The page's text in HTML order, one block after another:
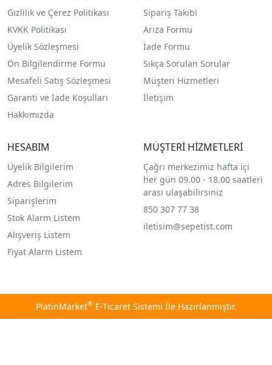
Gizlilik ve Çerez Politikası
KVKK Politikası
Üyelik Sözleşmesi
Ön Bilgilendirme Formu
Mesafeli Satış Sözleşmesi
Garanti ve İade Koşulları
Hakkımızda
Sipariş Takibi
Arıza Formu
İade Formu
Sıkça Sorulan Sorular
Müşteri Hizmetleri
İletişim
HESABIM
Üyelik Bilgilerim
Adres Bilgilerim
Siparişlerim
Stok Alarm Listem
Alışveriş Listem
Fiyat Alarm Listem
MÜŞTERİ HİZMETLERİ
Çağrı merkezimiz hafta içi
her gün 09.00 - 18.00 saatleri
arası ulaşabilirsiniz
850 307 77 38
iletisim@sepetist.com
PlatinMarket®E-Ticaret Sistemi İle Hazırlanmıştır.